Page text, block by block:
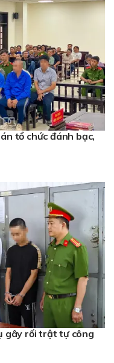
tổ chức đánh bạc,
gây rối trật tự công